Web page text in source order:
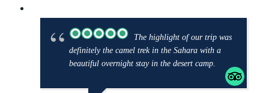
The highlight of our trip was
definitely the camel trek in the Sahara with a
beautiful overnight stay in the desert camp.